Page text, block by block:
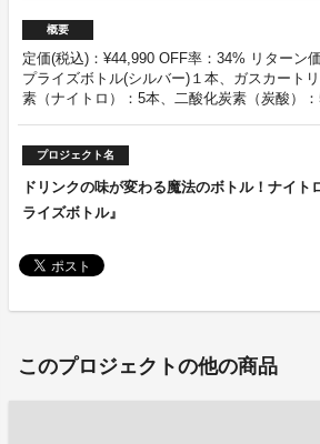
概要
定価(税込)：¥44,990 OFF率：34% リターン
プライズボトル(シルバー)１本、ガスカート
素（ナイトロ）：5本、二酸化炭素（炭酸）：
プロジェクト名
ドリンクの味が変わる魔法のボトル！ナイト
ライズボトル』
このプロジェクトの他の商品